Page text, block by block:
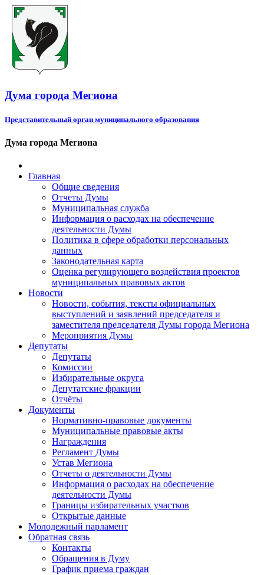
Дума города Мегиона
Представительный орган муниципального образования
Дума города Мегиона
Главная
Общие сведения
Отчеты Думы
Муниципальная служба
Информация о расходах на обеспечение
деятельности Думы
Политика в сфере обработки персональных
данных
Законодательная карта
Оценка регулирующего воздействия проектов
муниципальных правовых актов
Новости
Новости, события, тексты официальных
выступлений и заявлений председателя и
заместителя председателя Думы города Мегиона
Мероприятия Думы
Депутаты
Депутаты
Комиссии
Избирательные округа
Депутатские фракции
Отчёты
Документы
Нормативно-правовые документы
Муниципальные правовые акты
Награждения
Регламент Думы
Устав Мегиона
Отчеты о деятельности Думы
Информация о расходах на обеспечение
деятельности Думы
Границы избирательных участков
Открытые данные
Молодежный парламент
Обратная связь
Контакты
Обращения в Думу
График приема граждан